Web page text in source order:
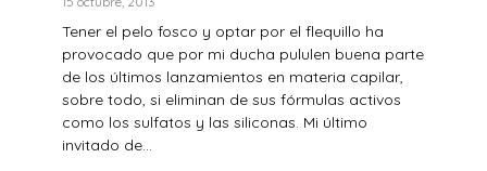
Tener el pelo fosco y optar por el flequillo ha
provocado que por mi ducha pululen buena parte
de los últimos lanzamientos en materia capilar,
sobre todo, si eliminan de sus fórmulas activos
como los sulfatos y las siliconas. Mi último
invitado de...